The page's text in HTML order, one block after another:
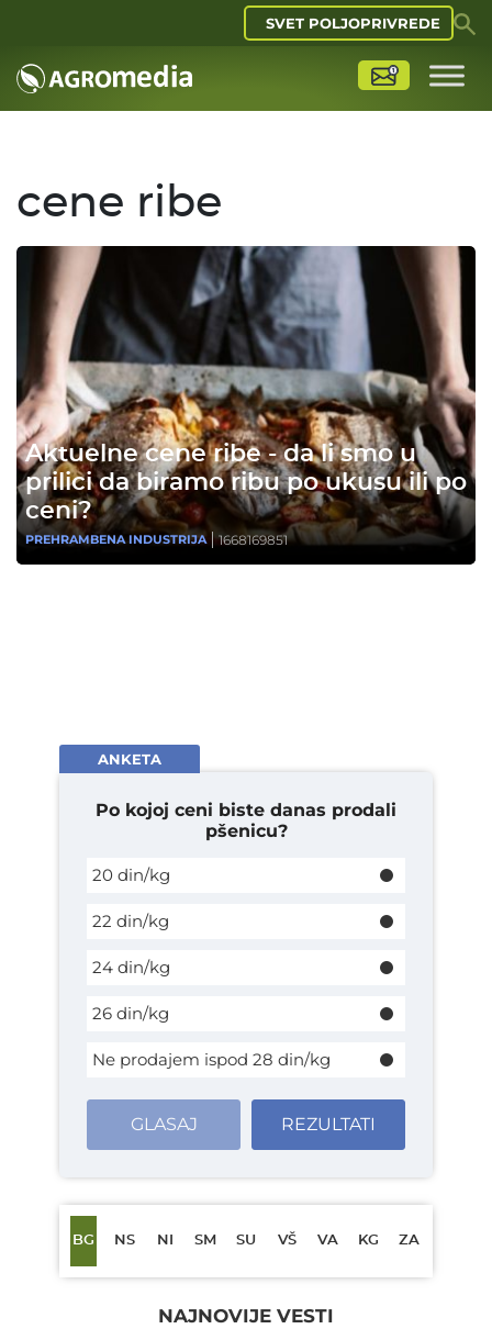
SVET POLJOPRIVREDE
cene ribe
Aktuelne cene ribe - da li smo u
prilici da biramo ribu po ukusu ili po
ceni?
PREHRAMBENA INDUSTRIJA 1668169851
ANKETA
Po kojoj ceni biste danas prodali
pšenicu?
20 din/kg
22 din/kg
24 din/kg
26 din/kg
Ne prodajem ispod 28 din/kg
GLASAJ REZULTATI
BG NS NI SM SU VŠ VA KG ZA
NAJNOVIJE VESTI